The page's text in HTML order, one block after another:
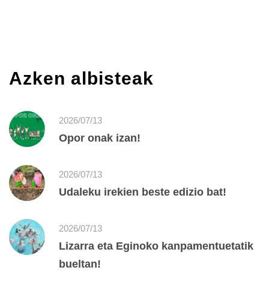
Azken albisteak
2026/07/13
Opor onak izan!
2026/07/13
Udaleku irekien beste edizio bat!
2026/07/13
Lizarra eta Eginoko kanpamentuetatik
bueltan!